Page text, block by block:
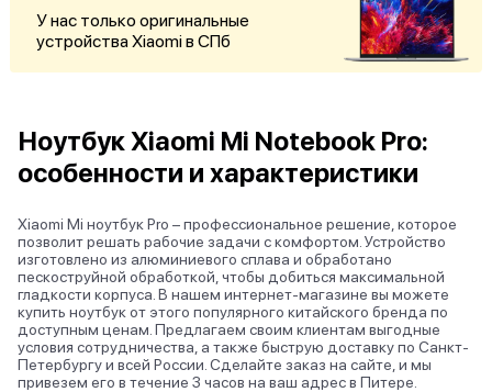
У нас только оригинальные
устройства Xiaomi в СПб
Ноутбук Xiaomi Mi Notebook Pro:
особенности и характеристики
Xiaomi Mi ноутбук Pro – профессиональное решение, которое
позволит решать рабочие задачи с комфортом. Устройство
изготовлено из алюминиевого сплава и обработано
пескоструйной обработкой, чтобы добиться максимальной
гладкости корпуса. В нашем интернет-магазине вы можете
купить ноутбук от этого популярного китайского бренда по
доступным ценам. Предлагаем своим клиентам выгодные
условия сотрудничества, а также быструю доставку по Санкт-
Петербургу и всей России. Сделайте заказ на сайте, и мы
привезем его в течение 3 часов на ваш адрес в Питере.